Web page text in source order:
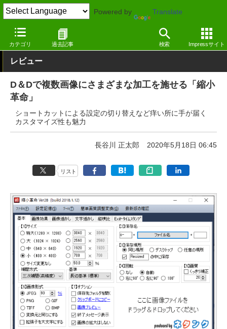
Powered by Translate
カテゴリ 過去記事 検索 Impressサイト
窓の杜 画像・映像・音楽
レビュー
D＆Dで複数画像にさまざまな加工を施せる「縮小
革命」
ショートカットによる設定の切り替えなど痒い所に手が届く
カスタマイズ性も魅力
長谷川 正太郎 2020年5月18日 06:45
リスト